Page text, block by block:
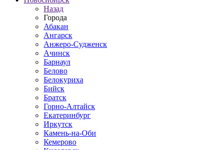
Назад
Города
Абакан
Ангарск
Анжеро-Судженск
Ачинск
Барнаул
Белово
Белокуриха
Бийск
Братск
Горно-Алтайск
Екатеринбург
Иркутск
Камень-на-Оби
Кемерово